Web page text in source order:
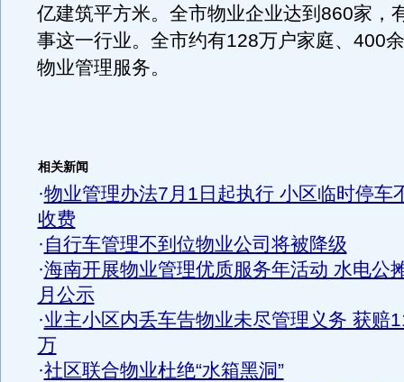
亿建筑平方米。全市物业企业达到860家，
事这一行业。全市约有128万户家庭、400
物业管理服务。
相关新闻
·物业管理办法7月1日起执行 小区临时停车
收费
· 自行车管理不到位物业公司将被降级
·海南开展物业管理优质服务年活动 水电公
月公示
·业主小区内丢车告物业未尽管理义务 获赔
万
·社区联合物业杜绝“水箱黑洞”